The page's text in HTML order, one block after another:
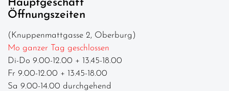
Hauptgeschäft
Öffnungszeiten
(Knuppenmattgasse 2, Oberburg)
Mo ganzer Tag geschlossen
Di-Do 9.00-12.00 + 13.45-18.00
Fr 9.00-12.00 + 13.45-18.00
Sa 9.00-14.00 durchgehend